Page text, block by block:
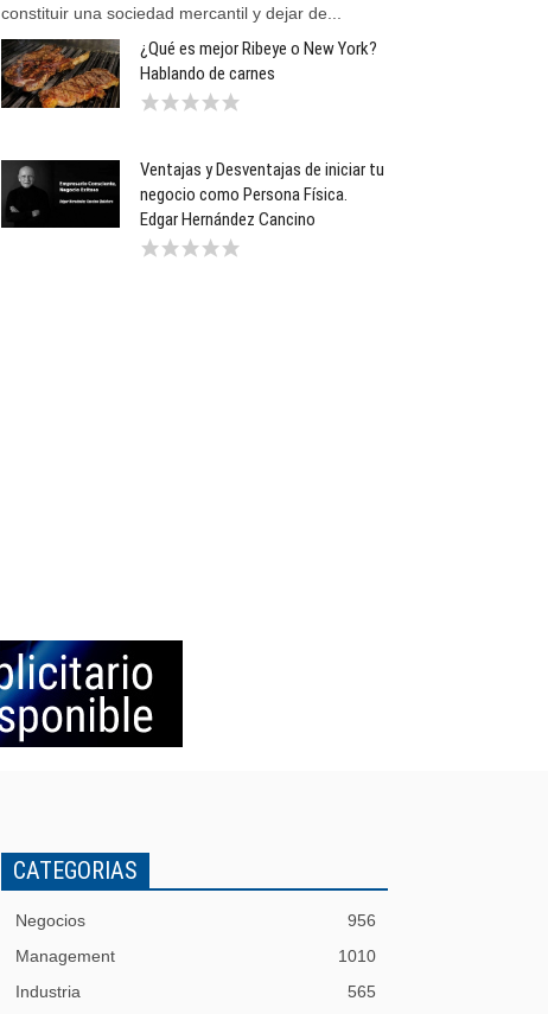
constituir una sociedad mercantil y dejar de...
¿Qué es mejor Ribeye o New York?
Hablando de carnes
Ventajas y Desventajas de iniciar tu
negocio como Persona Física.
Edgar Hernández Cancino
CATEGORIAS
Negocios
956
Management
1010
Industria
565